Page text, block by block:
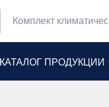
Комплект
КАТАЛОГ ПРОДУКЦИИ